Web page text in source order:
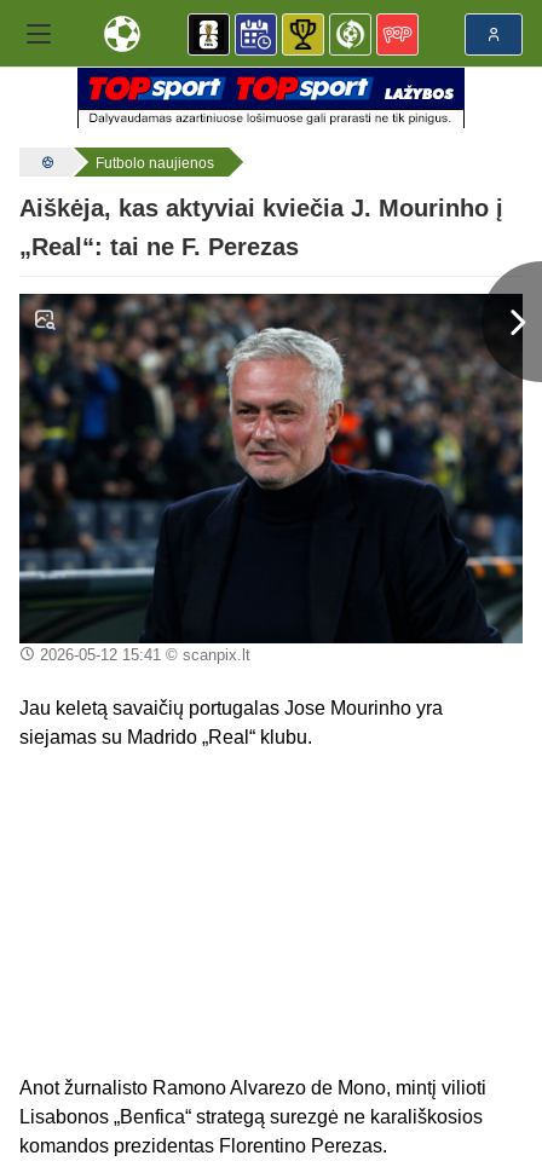
Futbolo naujienos
Aiškėja, kas aktyviai kviečia J. Mourinho į
„Real“: tai ne F. Perezas
2026-05-12 15:41 © scanpix.lt
Jau keletą savaičių portugalas Jose Mourinho yra
siejamas su Madrido „Real“ klubu.
Anot žurnalisto Ramono Alvarezo de Mono, mintį vilioti
Lisabonos „Benfica“ strategą surezgė ne karališkosios
komandos prezidentas Florentino Perezas.